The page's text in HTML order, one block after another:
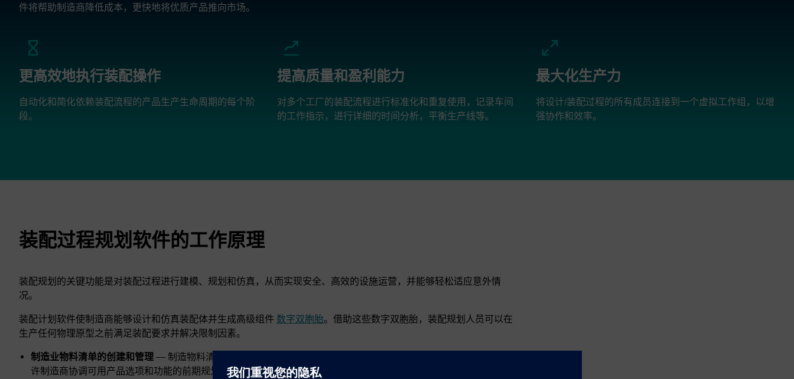
件将帮助制造商降低成本，更快地将优质产品推向市场。
更高效地执行装配操作
自动化和简化依赖装配流程的产品生产生命周期的每个阶
段。
提高质量和盈利能力
对多个工厂的装配流程进行标准化和重复使用，记录车间
的工作指示，进行详细的时间分析，平衡生产线等。
最大化生产力
将设计/装配过程的所有成员连接到一个虚拟工作组，以增
强协作和效率。
装配过程规划软件的工作原理
装配规划的关键功能是对装配过程进行建模、规划和仿真，从而实现安全、高效的设施运营，并能够轻松适应意外情
况。
装配计划软件使制造商能够设计和仿真装配体并生成高级组件 数字双胞胎。借助这些数字双胞胎，装配规划人员可以在
生产任何物理原型之前满足装配要求并解决限制因素。
制造业物料清单的创建和管理— 制造物料清单 (BOM) 功能为整个制造商组织提供了物料清单信息的通用来源。它允
许制造商协调可用产品选项和功能的前期规划。它将产品定义与需要制造、服务和支持知识的合作伙伴和供应商联系